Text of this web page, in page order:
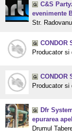
C&S
evenimente
Str.
CONDOR
Producator
CONDOR
Producator
Dfr
epurarea
Drumul